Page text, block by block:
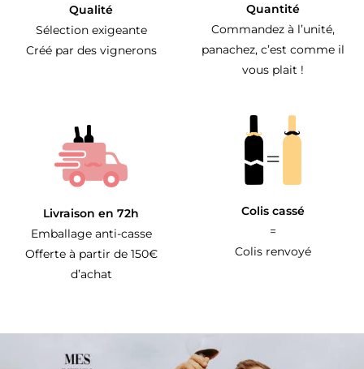
Qualité
Sélection exigeante
Créé par des vignerons
Quantité
Commandez à l’unité,
panachez, c’est comme il
vous plait !
Livraison en 72h
Emballage anti-casse
Offerte à partir de 150€
d’achat
Colis cassé
=
Colis renvoyé